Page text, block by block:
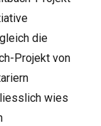
die
Projekt von
wies